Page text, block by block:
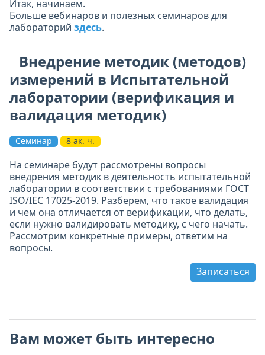
Итак, начинаем.
Больше вебинаров и полезных семинаров для
лабораторий здесь.
Внедрение методик (методов)
измерений в Испытательной
лаборатории (верификация и
валидация методик)
Семинар 8 ак. ч.
На семинаре будут рассмотрены вопросы
внедрения методик в деятельность испытательной
лаборатории в соответствии с требованиями ГОСТ
ISO/IEC 17025-2019. Разберем, что такое валидация
и чем она отличается от верификации, что делать,
если нужно валидировать методику, с чего начать.
Рассмотрим конкретные примеры, ответим на
вопросы.
Записаться
Вам может быть интересно